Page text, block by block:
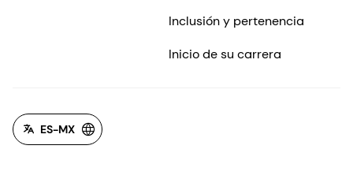
Inclusión y pertenencia
Inicio de su carrera
ES-MX